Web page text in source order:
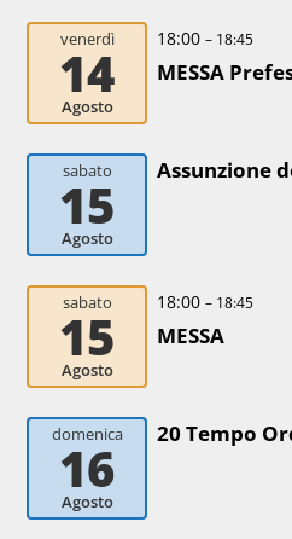
venerdì
14
Agosto
18:00 – 18:45
MESSA
sabato
15
Agosto
Assunzione
sabato
15
Agosto
18:00 – 18:45
MESSA
domenica
16
Agosto
20 Tempo